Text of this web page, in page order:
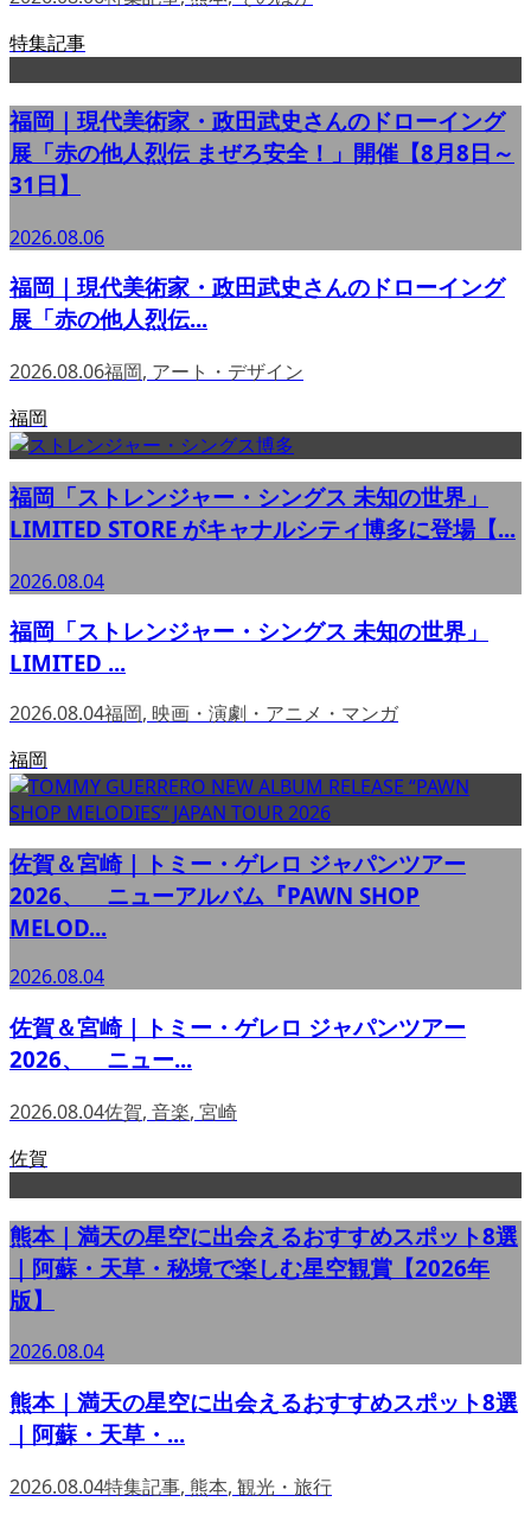
特集記事
福岡｜現代美術家・政田武史さんのドローイング
展「赤の他人烈伝 まぜろ安全！」開催【8月8日～
31日】
2026.08.06
福岡｜現代美術家・政田武史さんのドローイング
展「赤の他人烈伝...
2026.08.06福岡, アート・デザイン
福岡
福岡「ストレンジャー・シングス 未知の世界」
LIMITED STORE がキャナルシティ博多に登場【...
2026.08.04
福岡「ストレンジャー・シングス 未知の世界」
LIMITED ...
2026.08.04福岡, 映画・演劇・アニメ・マンガ
福岡
佐賀＆宮崎｜トミー・ゲレロ ジャパンツアー
2026、 ニューアルバム『PAWN SHOP
MELOD...
2026.08.04
佐賀＆宮崎｜トミー・ゲレロ ジャパンツアー
2026、 ニュー...
2026.08.04佐賀, 音楽, 宮崎
佐賀
熊本｜満天の星空に出会えるおすすめスポット8選
｜阿蘇・天草・秘境で楽しむ星空観賞【2026年
版】
2026.08.04
熊本｜満天の星空に出会えるおすすめスポット8選
｜阿蘇・天草・...
2026.08.04特集記事, 熊本, 観光・旅行